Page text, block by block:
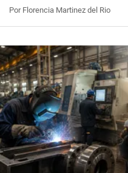
Por Florencia Martinez del Rio